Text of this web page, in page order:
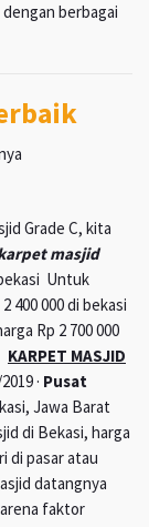
berbagai
Grade C, kita
masjid
Untuk
400 000 di bekasi
Rp 2 700 000
KARPET MASJID
· Pusat
Jawa Barat
di Bekasi, harga
di pasar atau
datangnya
faktor